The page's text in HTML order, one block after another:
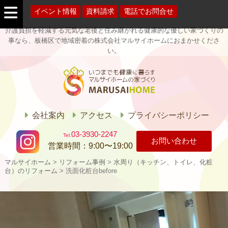
介護負担を軽減する元気な老後と住み継がれる健康的な優しい家づくりの
事なら、板橋区で地域密着の株式会社マルサイホームにおまかせくださ
い。
マルサイホー
会社案内 アクセス プライバシーポリシー
03-3930-2247
営業時間： 9:00〜19:00
お問い合わせ
イベント情報 資料請求 電話でお問合せ
マルサイホーム > リフォーム事例 > 水周り（キッチン、トイレ、化粧
台）のリフォーム > 洗面化粧台before